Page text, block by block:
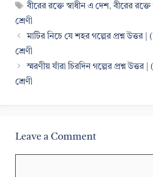
Tags
বীরের রক্তে স্বাধীন এ দেশ,বীরের
শ্রেণী
মাটির নিচে যে শহর গল্পের প্রশ্ন উত্তর
শ্রেণী
স্মরণীয় যাঁরা চিরদিন গল্পের প্রশ্ন উত্তর
শ্রেণী
Leave a Comment